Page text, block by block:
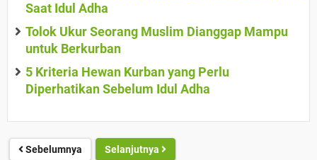
Saat Idul Adha
Tolok Ukur Seorang Muslim Dianggap Mampu
untuk Berkurban
5 Kriteria Hewan Kurban yang Perlu
Diperhatikan Sebelum Idul Adha
Sebelumnya Selanjutnya